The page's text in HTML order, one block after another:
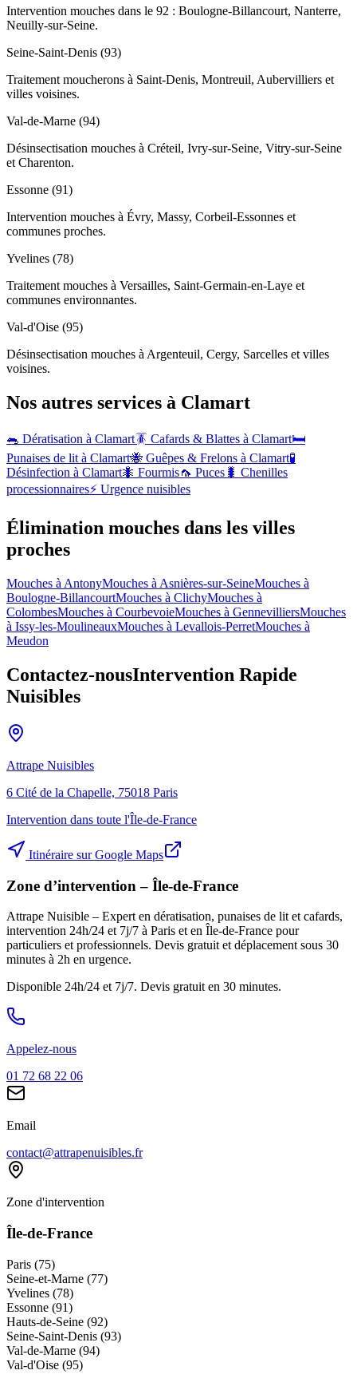
Intervention mouches dans le 92 : Boulogne-Billancourt, Nanterre,
Neuilly-sur-Seine.
Seine-Saint-Denis (93)
Traitement moucherons à Saint-Denis, Montreuil, Aubervilliers et
villes voisines.
Val-de-Marne (94)
Désinsectisation mouches à Créteil, Ivry-sur-Seine, Vitry-sur-Seine
et Charenton.
Essonne (91)
Intervention mouches à Évry, Massy, Corbeil-Essonnes et
communes proches.
Yvelines (78)
Traitement mouches à Versailles, Saint-Germain-en-Laye et
communes environnantes.
Val-d'Oise (95)
Désinsectisation mouches à Argenteuil, Cergy, Sarcelles et villes
voisines.
Nos autres services à Clamart
🐀 Dératisation à Clamart🪳 Cafards & Blattes à Clamart🛏️
Punaises de lit à Clamart🐝 Guêpes & Frelons à Clamart🧪
Désinfection à Clamart🐜 Fourmis🦟 Puces 🐛 Chenilles
processionnaires⚡ Urgence nuisibles
Élimination mouches dans les villes
proches
Mouches à AntonyMouches à Asnières-sur-SeineMouches à
Boulogne-BillancourtMouches à ClichyMouches à
ColombesMouches à CourbevoieMouches à GennevilliersMouches
à Issy-les-MoulineauxMouches à Levallois-PerretMouches à
Meudon
Contactez-nousIntervention Rapide
Nuisibles
Attrape Nuisibles
6 Cité de la Chapelle, 75018 Paris
Intervention dans toute l'Île-de-France
Itinéraire sur Google Maps
Zone d’intervention – Île-de-France
Attrape Nuisible – Expert en dératisation, punaises de lit et cafards,
intervention 24h/24 et 7j/7 à Paris et en Île-de-France pour
particuliers et professionnels. Devis gratuit et déplacement sous 30
minutes à 2h en urgence.
Disponible 24h/24 et 7j/7. Devis gratuit en 30 minutes.
Appelez-nous
01 72 68 22 06
Email
contact@attrapenuisibles.fr
Zone d'intervention
Île-de-France
Paris (75)
Seine-et-Marne (77)
Yvelines (78)
Essonne (91)
Hauts-de-Seine (92)
Seine-Saint-Denis (93)
Val-de-Marne (94)
Val-d'Oise (95)